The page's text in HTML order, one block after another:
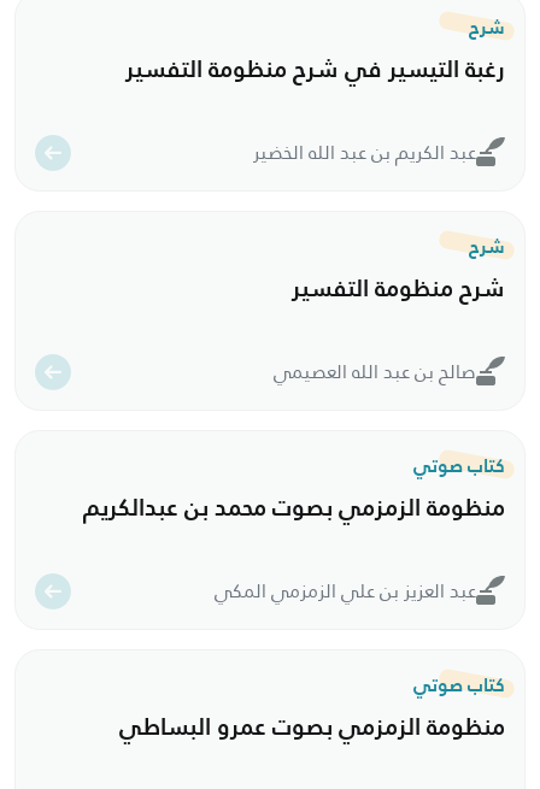
شرح
رغبة التيسير في شرح منظومة التفسير
عبد الكريم بن عبد الله الخضير
شرح
شرح منظومة التفسير
صالح بن عبد الله العصيمي
كتاب صوتي
منظومة الزمزمي بصوت محمد بن عبدالكريم
عبد العزيز بن علي الزمزمي المكي
كتاب صوتي
منظومة الزمزمي بصوت عمرو البساطي